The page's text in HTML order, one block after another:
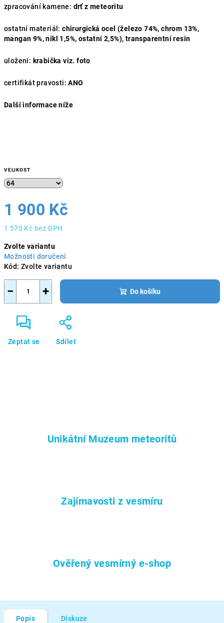
zpracování kamene: drť z meteoritu
ostatní materiál: chirurgická ocel (železo 74%, chrom 13%,
mangan 9%, nikl 1,5%, ostatní 2,5%), transparentní resin
uložení: krabička viz. foto
certifikát pravosti: ANO
Další informace níže
VELIKOST
1 900 Kč
1 570 Kč bez DPH
cena:
Zvolte variantu
Možnosti doručení
Kód: Zvolte variantu
+
− Do košíku
Zeptat se Sdílet
Unikátní Muzeum meteoritů
Zajímavosti z vesmíru
Ověřený vesmírný e-shop
Popis Diskuze